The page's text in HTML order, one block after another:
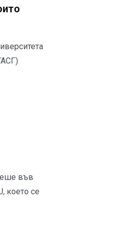
във
което се